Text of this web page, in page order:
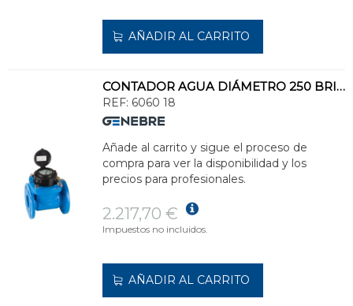
AÑADIR AL CARRITO
CONTADOR AGUA DIÁMETRO 250 BRIDAS 10 WOLTMANN
REF: 6060 18
Añade al carrito y sigue el proceso de
compra para ver la disponibilidad y los
precios para profesionales.
2.217,70 €
Impuestos no incluidos.
AÑADIR AL CARRITO